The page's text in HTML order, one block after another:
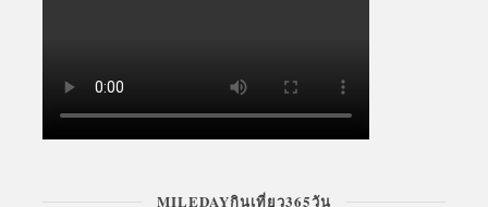
MILEDAYกินเที่ยว365วัน